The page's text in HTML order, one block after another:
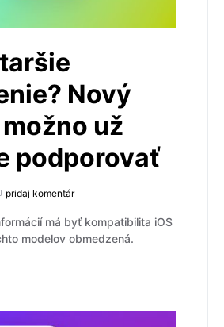
Nový
už
podporovať
pridaj komentár
má byť kompatibilita iOS
modelov obmedzená.